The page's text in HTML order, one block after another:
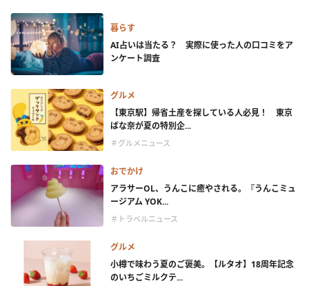
暮らす
AI占いは当たる？ 実際に使った人の口コミをア
ンケート調査
グルメ
【東京駅】帰省土産を探している人必見！ 東京
ばな奈が夏の特別企...
＃グルメニュース
おでかけ
アラサーOL、うんこに癒やされる。『うんこミュ
ージアム YOK...
＃トラベルニュース
グルメ
小樽で味わう夏のご褒美。【ルタオ】18周年記念
のいちごミルクテ...